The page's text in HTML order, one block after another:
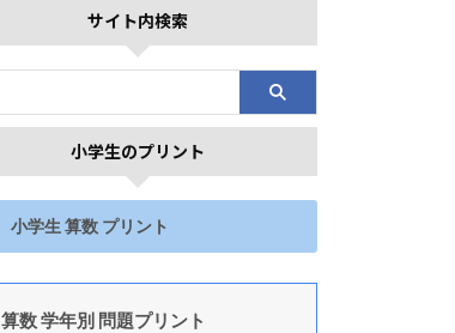
サイト内検索
小学生のプリント
小学生 算数 プリント
算数 学年別 問題プリント